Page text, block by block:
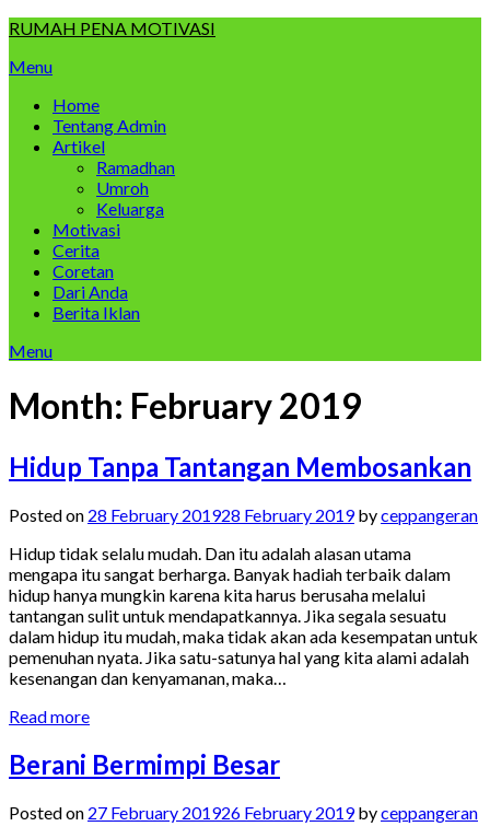
Skip
content
RUMAH PENA MOTIVASI
Menu
Home
Tentang Admin
Artikel
Ramadhan
Umroh
Keluarga
Motivasi
Cerita
Coretan
Dari Anda
Berita Iklan
Menu
Month: February 2019
Hidup Tanpa Tantangan Membosankan
Posted on 28 February 201928 February 2019byceppangeran
Hidup tidak selalu mudah. Dan itu adalah alasan utama
mengapa itu sangat berharga. Banyak hadiah terbaik dalam
hidup hanya mungkin karena kita harus berusaha melalui
tantangan sulit untuk mendapatkannya. Jika segala sesuatu
dalam hidup itu mudah, maka tidak akan ada kesempatan untuk
pemenuhan nyata. Jika satu-satunya hal yang kita alami adalah
kesenangan dan kenyamanan, maka…
Read more
Berani Bermimpi Besar
Posted on 27 February 201926 February 2019byceppangeran